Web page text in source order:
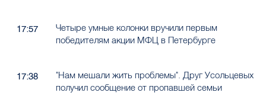
17:57
Четыре умные колонки вручили первым
победителям акции МФЦ в Петербурге
17:38
"Нам мешали жить проблемы". Друг Усольцевых
получил сообщение от пропавшей семьи